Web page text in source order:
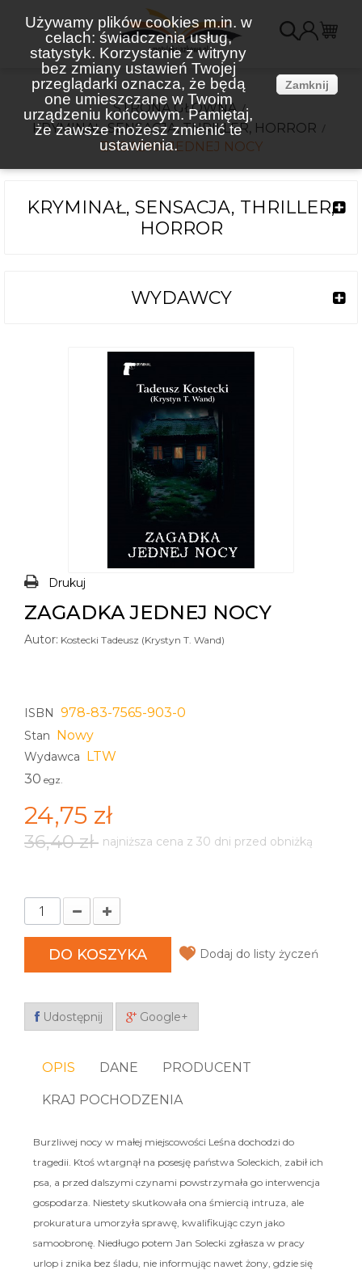
Używamy plików cookies m.in. w
celach: świadczenia usług,
statystyk. Korzystanie z witryny
bez zmiany ustawień Twojej
przeglądarki oznacza, że będą
one umieszczane w Twoim
urządzeniu końcowym. Pamiętaj,
że zawsze możesz zmienić te
ustawienia.
Zamknij
STRONA GŁÓWNA
KRYMINAŁ, SENSACJA, THRILLER, HORROR
ZAGADKA JEDNEJ NOCY
KRYMINAŁ, SENSACJA, THRILLER,
HORROR
WYDAWCY
Drukuj
ZAGADKA JEDNEJ NOCY
Autor: Kostecki Tadeusz (Krystyn T. Wand)
ISBN 978-83-7565-903-0
Stan Nowy
Wydawca LTW
30 egz.
24,75 zł
36,40 zł najniższa cena z 30 dni przed obniżką
DO KOSZYKA Dodaj do listy życzeń
Udostępnij Google+
OPIS DANE PRODUCENT
KRAJ POCHODZENIA
Burzliwej nocy w małej miejscowości Leśna dochodzi do
tragedii. Ktoś wtargnął na posesję państwa Soleckich, zabił ich
psa, a przed dalszymi czynami powstrzymała go interwencja
gospodarza. Niestety skutkowała ona śmiercią intruza, ale
prokuratura umorzyła sprawę, kwalifikując czyn jako
samoobronę. Niedługo potem Jan Solecki zgłasza w pracy
urlop i znika bez śladu, nie informując nawet żony, gdzie się